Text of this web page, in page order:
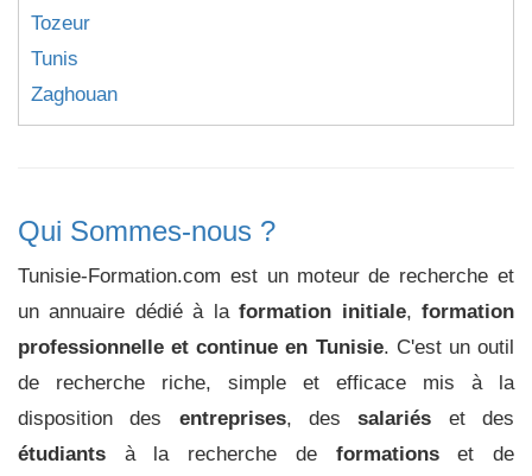
Tozeur
Tunis
Zaghouan
Qui Sommes-nous ?
Tunisie-Formation.com est un moteur de recherche et
un annuaire dédié à laformation initiale,formation
professionnelle et continue en Tunisie. C'est un outil
de recherche riche, simple et efficace mis à la
disposition des entreprises, dessalariés et des
étudiants à la recherche de formationset de